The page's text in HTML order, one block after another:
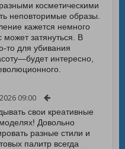
косметическими
неповторимые образы.
кажется немного
затянуться. В
то для убивания
интересно,
09:00
свои креативные
Довольно
разные стили и
палитр всегда